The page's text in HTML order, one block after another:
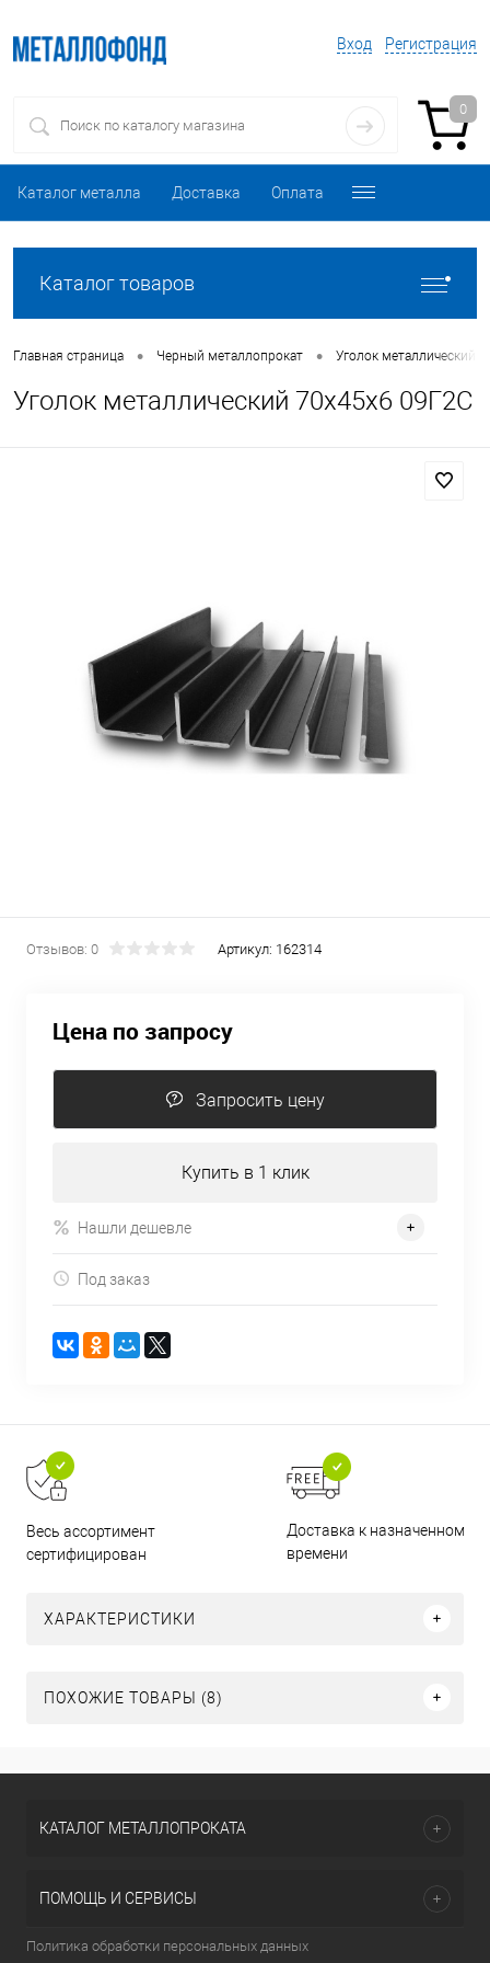
Вход Регистрация
0
Каталог металла Доставка Оплата
Каталог товаров
Главная страница • Черный металлопрокат • Уголок металлический
Уголок металлический 70х45х6 09Г2С
Отзывов: 0 Артикул: 162314
Цена по запросу
Запросить цену
Купить в 1 клик
Нашли дешевле
Под заказ
Весь ассортимент
сертифицирован
Доставка к назначенному
времени
ХАРАКТЕРИСТИКИ
ПОХОЖИЕ ТОВАРЫ (8)
КАТАЛОГ МЕТАЛЛОПРОКАТА
ПОМОЩЬ И СЕРВИСЫ
Политика обработки персональных данных